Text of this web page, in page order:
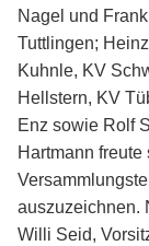
Nagel und
Tuttlingen;
Kuhnle, KV
Hellstern, KV
Enz sowie Rolf
Hartmann
auszuzeichnen.
Willi Seid,